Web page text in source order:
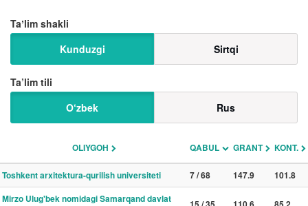
Taʼlim shakli
Kunduzgi
Sirtqi
Ta’lim tili
O‘zbek
Rus
OLIYGOH QABUL GRANT KONT.
Toshkent arxitektura-qurilish universiteti 7 / 68 147.9
101.8
Mirzo Ulug'bek nomidagi Samarqand davlat